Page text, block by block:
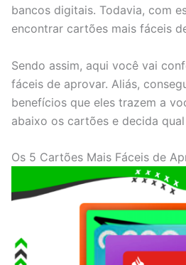
bancos digitais. Todavia, com
encontrar cartões mais fáceis
Sendo assim, aqui você vai
fáceis de aprovar. Aliás,
benefícios que eles trazem a
abaixo os cartões e decida
Os 5 Cartões Mais Fáceis de